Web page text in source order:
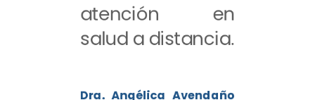
atención en
salud a distancia.
Dra. Angélica Avendaño